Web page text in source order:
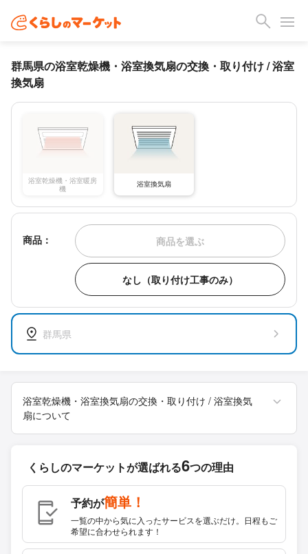
群馬県の浴室乾燥機・浴室換気扇の交換・取り付け / 浴室
換気扇
浴室乾燥機・浴室暖房
機
浴室換気扇
商品： 商品を選ぶ
なし（取り付け工事のみ）
群馬県
浴室乾燥機・浴室換気扇の交換・取り付け / 浴室換気
扇について
くらしのマーケットが選ばれる6つの理由
予約が簡単！
一覧の中から気に入ったサービスを選ぶだけ。日程もご
希望に合わせられます！